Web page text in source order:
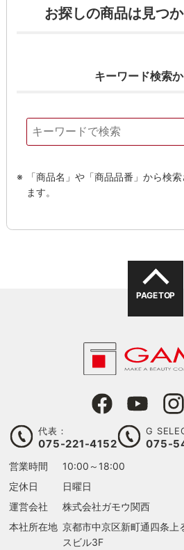
お探しの商品は見つ
キーワード検索
「商品名」や「商品品番」から検
ます。
PAGE TOP
代表：
075-221-4152
G
075-
営業時間
10:00～18:00
定休日
日曜日
運営会社
株式会社ガモウ関西
本社所在地 京都市中京区新町通四条上
スビル3F